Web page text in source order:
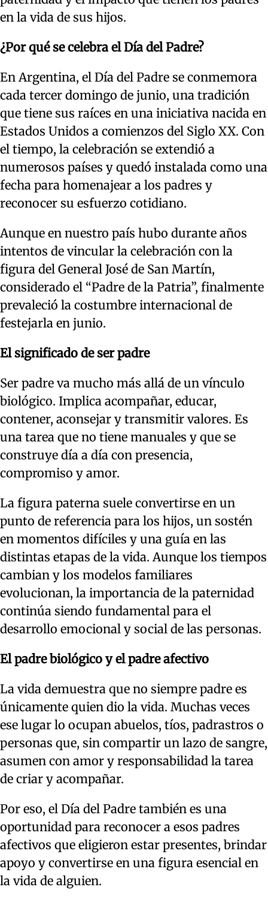
en la vida de sus hijos.
¿Por qué se celebra el Día del Padre?
En Argentina, el Día del Padre se conmemora
cada tercer domingo de junio, una tradición
que tiene sus raíces en una iniciativa nacida en
Estados Unidos a comienzos del Siglo XX. Con
el tiempo, la celebración se extendió a
numerosos países y quedó instalada como una
fecha para homenajear a los padres y
reconocer su esfuerzo cotidiano.
Aunque en nuestro país hubo durante años
intentos de vincular la celebración con la
figura del General José de San Martín,
considerado el “Padre de la Patria”, finalmente
prevaleció la costumbre internacional de
festejarla en junio.
El significado de ser padre
Ser padre va mucho más allá de un vínculo
biológico. Implica acompañar, educar,
contener, aconsejar y transmitir valores. Es
una tarea que no tiene manuales y que se
construye día a día con presencia,
compromiso y amor.
La figura paterna suele convertirse en un
punto de referencia para los hijos, un sostén
en momentos difíciles y una guía en las
distintas etapas de la vida. Aunque los tiempos
cambian y los modelos familiares
evolucionan, la importancia de la paternidad
continúa siendo fundamental para el
desarrollo emocional y social de las personas.
El padre biológico y el padre afectivo
La vida demuestra que no siempre padre es
únicamente quien dio la vida. Muchas veces
ese lugar lo ocupan abuelos, tíos, padrastros o
personas que, sin compartir un lazo de sangre,
asumen con amor y responsabilidad la tarea
de criar y acompañar.
Por eso, el Día del Padre también es una
oportunidad para reconocer a esos padres
afectivos que eligieron estar presentes, brindar
apoyo y convertirse en una figura esencial en
la vida de alguien.